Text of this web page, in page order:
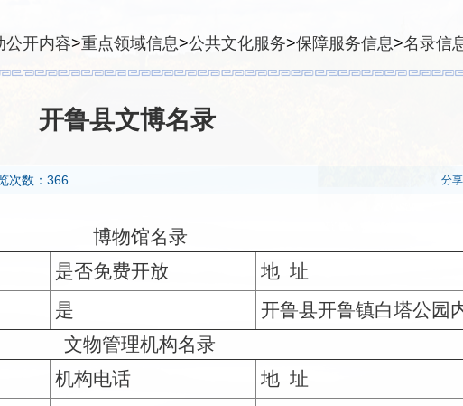
公开内容>重点领域信息>公共文化服务>保障服务信息>名录信
开鲁县文博名录
次数：366 分享
博物馆名录
是否免费开放
地 址
是
开鲁县开鲁镇白塔公园
文物管理机构名录
机构电话
地 址